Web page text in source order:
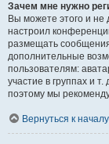
Зачем мне нужно
Вы можете этого и не
настроил
размещать
дополнительные
пользователям:
участие в группах и
поэтому мы
Вернуться к началу